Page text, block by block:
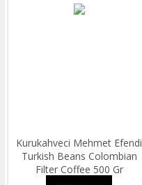
Kurukahveci Mehmet Efendi
Turkish Beans Colombian
Filter Coffee 500 Gr